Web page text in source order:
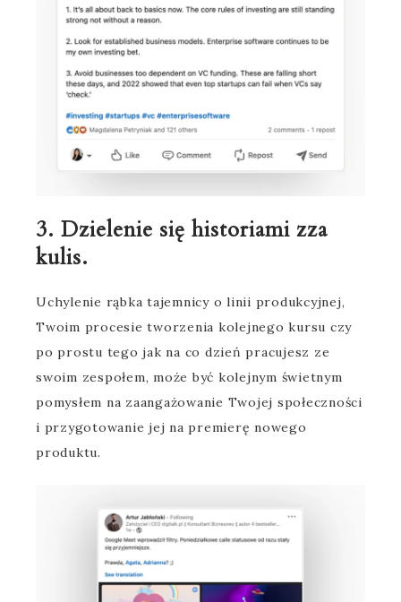
3. Dzielenie się historiami zza
kulis.
Uchylenie rąbka tajemnicy o linii produkcyjnej,
Twoim procesie tworzenia kolejnego kursu czy
po prostu tego jak na co dzień pracujesz ze
swoim zespołem, może być kolejnym świetnym
pomysłem na zaangażowanie Twojej społeczności
i przygotowanie jej na premierę nowego
produktu.